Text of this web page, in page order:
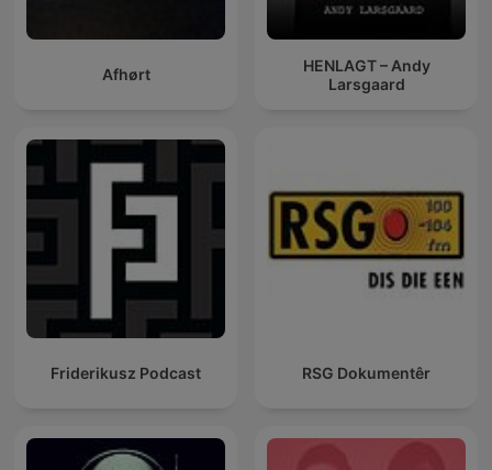
Afhørt
HENLAGT – Andy
Larsgaard
Friderikusz Podcast RSG Dokumentêr